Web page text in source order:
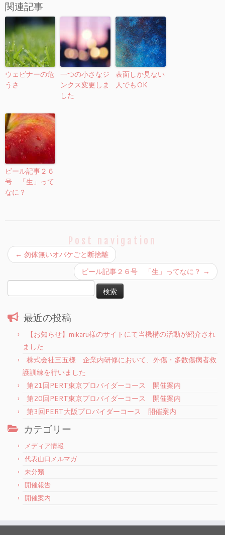
関連記事
ウェビナーの危
うさ
一つの小さなジ
ンクス変更しま
した
表面しか見ない
人でもOK
ビール記事２６
号 「生」って
なに？
Post navigation
← 勿体無いオバケごと断捨離
ビール記事２６号 「生」ってなに？ →
索:
最近の投稿
【お知らせ】mikaru様のサイトにて当機構の活動が紹介され
ました
株式会社三五様 企業内研修において、外傷・多数傷病者救
護訓練を行いました
第21回PERT東京プロバイダーコース 開催案内
第20回PERT東京プロバイダーコース 開催案内
第3回PERT大阪プロバイダーコース 開催案内
カテゴリー
メディア情報
代表山口メルマガ
未分類
開催報告
開催案内